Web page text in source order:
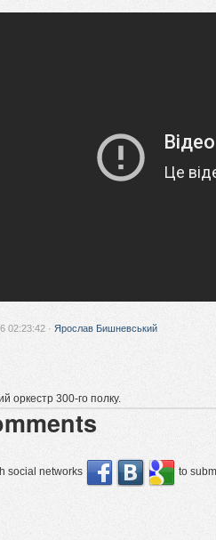
02:23:42 · Ярослав Бишневський
оркестр 300-го полку.
social networks to